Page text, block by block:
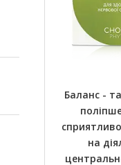
Баланс -
на